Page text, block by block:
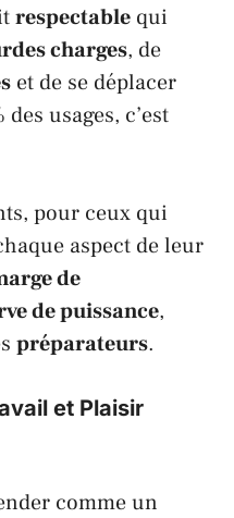
respectable qui
charges, de
et de se déplacer
usages, c’est
pour ceux qui
aspect de leur
de
de puissance,
préparateurs.
et Plaisir
comme un